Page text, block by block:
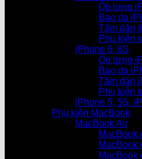
Ốp lưng
Bao da
Tấm dán
Phụ kiện
iPhone 6, 6S
Ốp lưng
Bao da
Tấm dán
Phụ kiện
iPhone 5, 5S,
Phụ kiện MacBook
MacBook Air
MacBook
MacBook
MacBook